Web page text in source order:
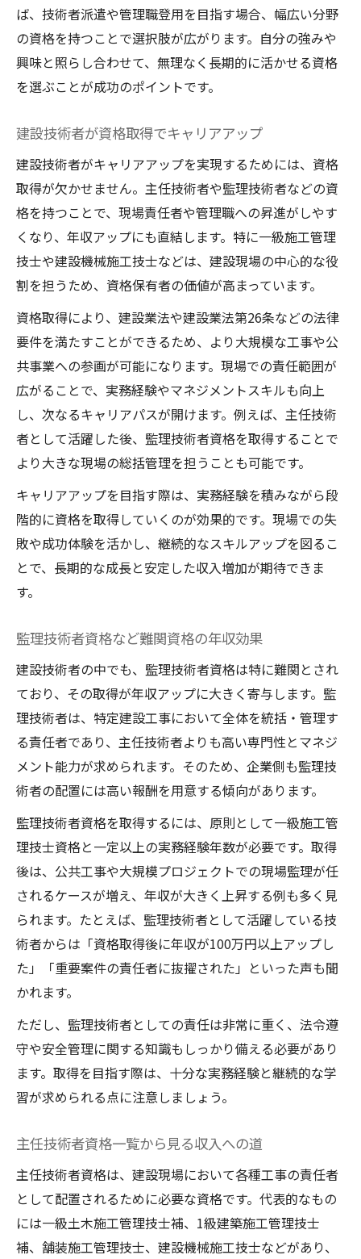
ば、技術者派遣や管理職登用を目指す場合、幅広い分野
の資格を持つことで選択肢が広がります。自分の強みや
興味と照らし合わせて、無理なく長期的に活かせる資格
を選ぶことが成功のポイントです。
建設技術者が資格取得でキャリアアップ
建設技術者がキャリアアップを実現するためには、資格
取得が欠かせません。主任技術者や監理技術者などの資
格を持つことで、現場責任者や管理職への昇進がしやす
くなり、年収アップにも直結します。特に一級施工管理
技士や建設機械施工技士などは、建設現場の中心的な役
割を担うため、資格保有者の価値が高まっています。
資格取得により、建設業法や建設業法第26条などの法律
要件を満たすことができるため、より大規模な工事や公
共事業への参画が可能になります。現場での責任範囲が
広がることで、実務経験やマネジメントスキルも向上
し、次なるキャリアパスが開けます。例えば、主任技術
者として活躍した後、監理技術者資格を取得することで
より大きな現場の総括管理を担うことも可能です。
キャリアアップを目指す際は、実務経験を積みながら段
階的に資格を取得していくのが効果的です。現場での失
敗や成功体験を活かし、継続的なスキルアップを図るこ
とで、長期的な成長と安定した収入増加が期待できま
す。
監理技術者資格など難関資格の年収効果
建設技術者の中でも、監理技術者資格は特に難関とされ
ており、その取得が年収アップに大きく寄与します。監
理技術者は、特定建設工事において全体を統括・管理す
る責任者であり、主任技術者よりも高い専門性とマネジ
メント能力が求められます。そのため、企業側も監理技
術者の配置には高い報酬を用意する傾向があります。
監理技術者資格を取得するには、原則として一級施工管
理技士資格と一定以上の実務経験年数が必要です。取得
後は、公共工事や大規模プロジェクトでの現場監理が任
されるケースが増え、年収が大きく上昇する例も多く見
られます。たとえば、監理技術者として活躍している技
術者からは「資格取得後に年収が100万円以上アップし
た」「重要案件の責任者に抜擢された」といった声も聞
かれます。
ただし、監理技術者としての責任は非常に重く、法令遵
守や安全管理に関する知識もしっかり備える必要があり
ます。取得を目指す際は、十分な実務経験と継続的な学
習が求められる点に注意しましょう。
主任技術者資格一覧から見る収入への道
主任技術者資格は、建設現場において各種工事の責任者
として配置されるために必要な資格です。代表的なもの
には一級土木施工管理技士補、1級建築施工管理技士
補、舗装施工管理技士、建設機械施工技士などがあり、